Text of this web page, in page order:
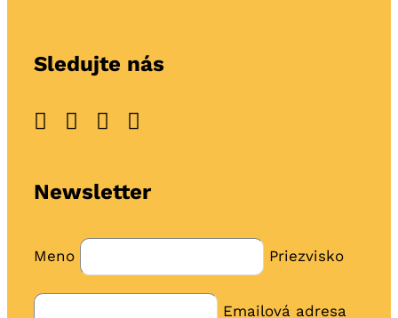
Sledujte nás
Newsletter
Meno Priezvisko
Emailová adresa